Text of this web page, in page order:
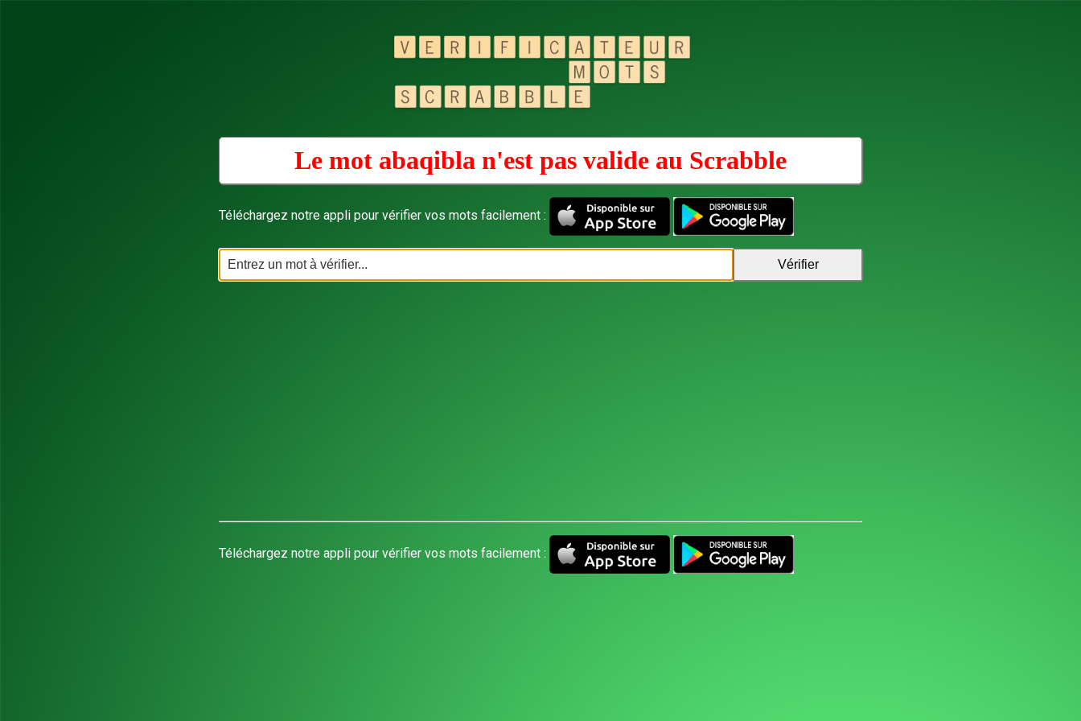
Le mot abaqibla n'est pas valide au Scrabble
Téléchargez notre appli pour vérifier vos mots facilement :
Téléchargez notre appli pour vérifier vos mots facilement :